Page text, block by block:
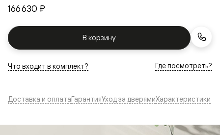
166 630 ₽
В корзину
Что входит в комплект? Где посмотреть?
Доставка и оплатаГарантияУход за дверямиХарактеристики